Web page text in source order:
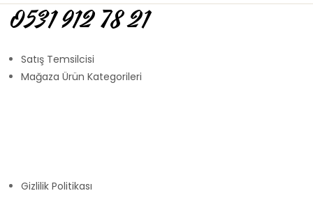
0531 912 78 21
Satış Temsilcisi
Mağaza Ürün Kategorileri
Gizlilik Politikası